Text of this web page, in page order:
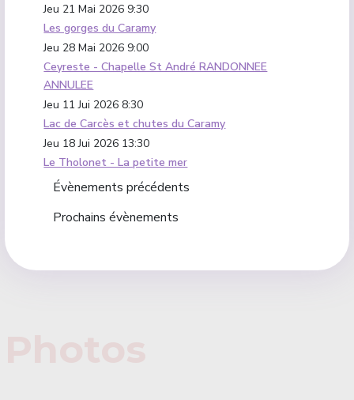
Jeu 21 Mai 2026 9:30
Les gorges du Caramy
Jeu 28 Mai 2026 9:00
Ceyreste - Chapelle St André RANDONNEE
ANNULEE
Jeu 11 Jui 2026 8:30
Lac de Carcès et chutes du Caramy
Jeu 18 Jui 2026 13:30
Le Tholonet - La petite mer
Évènements précédents
Prochains évènements